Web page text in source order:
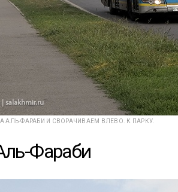
АЛЬ-ФАРАБИ И СВОРАЧИВАЕМ ВЛЕВО. К ПАРКУ.
Фараби